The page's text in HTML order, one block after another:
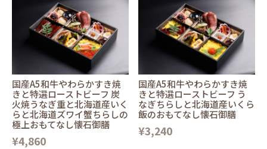
国産A5和牛やわらかすき焼
きと特選ローストビーフ 炭
火焼うなぎ重と北海道産いく
らと北海道ズワイ蟹ちらしの
極上おもてなし懐石御膳
¥4,860
国産A5和牛やわらかすき焼
きと特選ローストビーフ う
なぎちらしと北海道産いくら
飯のおもてなし懐石御膳
¥3,240